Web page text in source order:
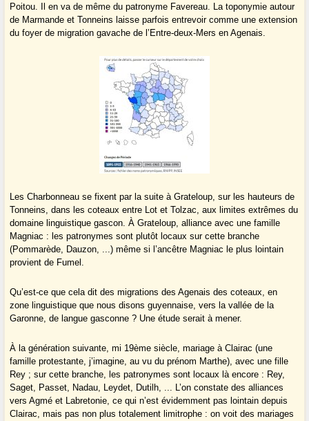
Poitou. Il en va de même du patronyme Favereau. La toponymie autour
de Marmande et Tonneins laisse parfois entrevoir comme une extension
du foyer de migration gavache de l’Entre-deux-Mers en Agenais.
Les Charbonneau se fixent par la suite à Grateloup, sur les hauteurs de
Tonneins, dans les coteaux entre Lot et Tolzac, aux limites extrêmes du
domaine linguistique gascon. À Grateloup, alliance avec une famille
Magniac : les patronymes sont plutôt locaux sur cette branche
(Pommarède, Dauzon, ...) même si l’ancêtre Magniac le plus lointain
provient de Fumel.
Qu’est-ce que cela dit des migrations des Agenais des coteaux, en
zone linguistique que nous disons guyennaise, vers la vallée de la
Garonne, de langue gasconne ? Une étude serait à mener.
À la génération suivante, mi 19ème siècle, mariage à Clairac (une
famille protestante, j’imagine, au vu du prénom Marthe), avec une fille
Rey ; sur cette branche, les patronymes sont locaux là encore : Rey,
Saget, Passet, Nadau, Leydet, Dutilh, ... L’on constate des alliances
vers Agmé et Labretonie, ce qui n’est évidemment pas lointain depuis
Clairac, mais pas non plus totalement limitrophe : on voit des mariages